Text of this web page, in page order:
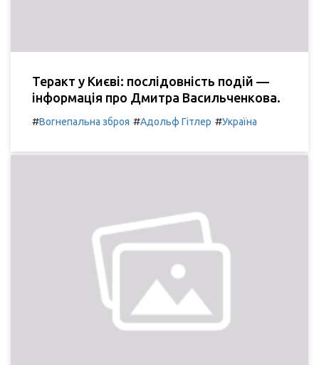
Теракт у Києві: послідовність подій —
інформація про Дмитра Васильченкова.
#Вогнепальна зброя #Адольф Гітлер #Україна